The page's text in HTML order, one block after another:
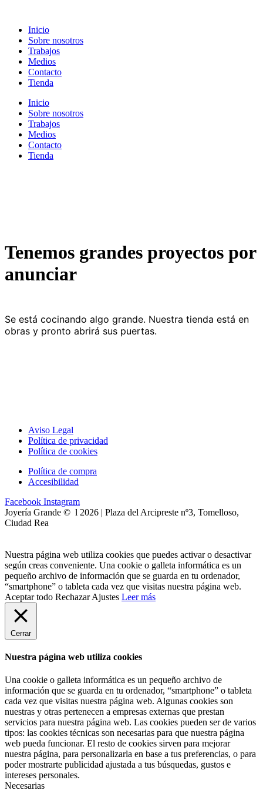
contenido
Inicio
Sobre nosotros
Trabajos
Medios
Contacto
Tienda
Inicio
Sobre nosotros
Trabajos
Medios
Contacto
Tienda
Tenemos grandes proyectos por
anunciar
Se está cocinando algo grande. Nuestra tienda está en
obras y pronto abrirá sus puertas.
Aviso Legal
Política de privacidad
Política de cookies
Política de compra
Accesibilidad
Facebook Instagram
Joyería Grande © l 2026 | Plaza del Arcipreste nº3, Tomelloso,
Ciudad Rea
Nuestra página web utiliza cookies que puedes activar o desactivar
según creas conveniente. Una cookie o galleta informática es un
pequeño archivo de información que se guarda en tu ordenador,
“smartphone” o tableta cada vez que visitas nuestra página web.
Aceptar todo Rechazar Ajustes Leer más
Cerrar
Nuestra página web utiliza cookies
Una cookie o galleta informática es un pequeño archivo de
información que se guarda en tu ordenador, “smartphone” o tableta
cada vez que visitas nuestra página web. Algunas cookies son
nuestras y otras pertenecen a empresas externas que prestan
servicios para nuestra página web. Las cookies pueden ser de varios
tipos: las cookies técnicas son necesarias para que nuestra página
web pueda funcionar. El resto de cookies sirven para mejorar
nuestra página, para personalizarla en base a tus preferencias, o para
poder mostrarte publicidad ajustada a tus búsquedas, gustos e
intereses personales.
Necesarias